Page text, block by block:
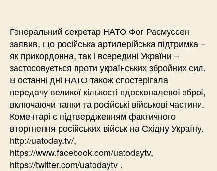
Генеральний секретар НАТО Фог Расмуссен
заявив, що російська артилерійська підтримка –
як прикордонна, так і всередині України –
застосовується проти українських збройних сил.
В останні дні НАТО також спостерігала
передачу великої кількості вдосконаленої зброї,
включаючи танки та російські військові частини.
Коментарі є підтвердженням фактичного
вторгнення російських військ на Східну Україну.
http://uatoday.tv/,
https://www.facebook.com/uatodaytv,
https://twitter.com/uatodaytv .